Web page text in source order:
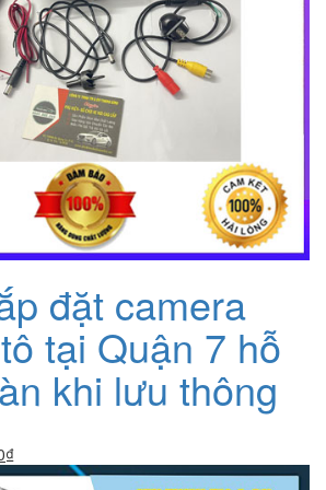
đặt camera
tại Quận 7 hỗ
khi lưu thông
₫Giá
hiện